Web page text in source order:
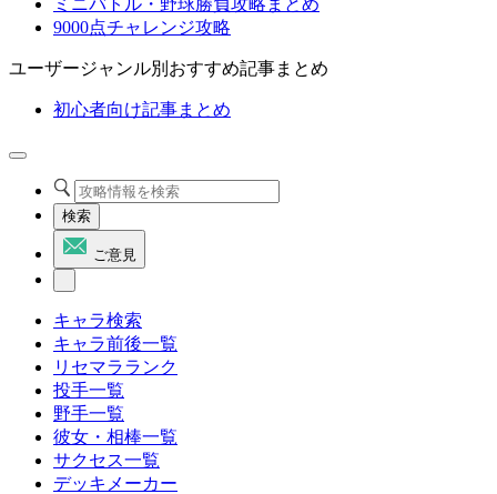
ミニバトル・野球勝負攻略まとめ
9000点チャレンジ攻略
ユーザージャンル別おすすめ記事まとめ
初心者向け記事まとめ
検索
ご意見
キャラ検索
キャラ前後一覧
リセマラランク
投手一覧
野手一覧
彼女・相棒一覧
サクセス一覧
デッキメーカー